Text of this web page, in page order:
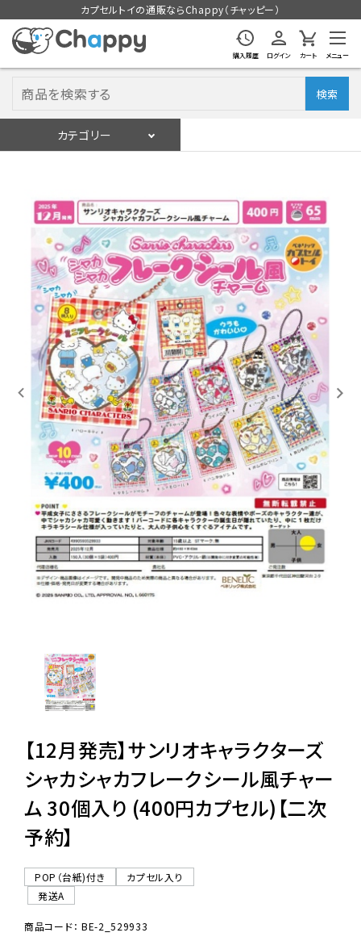
カプセルトイの通販ならChappy（チャッピー）
購入履歴 ログイン カート メニュー
検索
カテゴリー
入荷スケジュールをチェック
カプセルトイマシン本体
カプセルトイ
販促用空カプセル
レンタル
景品・玩具・文具
販促用カプセルトイ
よくあるご質問
ご利用ガイド
06-6282-7659
【12月発売】サンリオキャラクターズ
シャカシャカフレークシール風チャー
ム 30個入り (400円カプセル)【二次
予約】
POP（台紙)付き
カプセル入り
発送A
商品コード： BE-2_529933